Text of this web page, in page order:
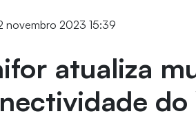
novembro 2023 15:39
atualiza